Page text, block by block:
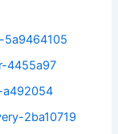
4455a97
2ba10719